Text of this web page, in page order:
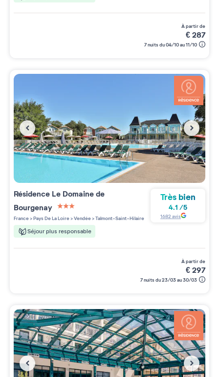
à partir de
€287
7 nuits du 04/10 au 11/10
Résidence Le Domaine de
Bourgenay
3 étoiles sur 5
France>Pays De La Loire>Vendée>Talmont-Saint-Hilaire
Séjour plus responsable
Très bien
4.1 /5
1682 avis
à partir de
€297
7 nuits du 23/03 au 30/03